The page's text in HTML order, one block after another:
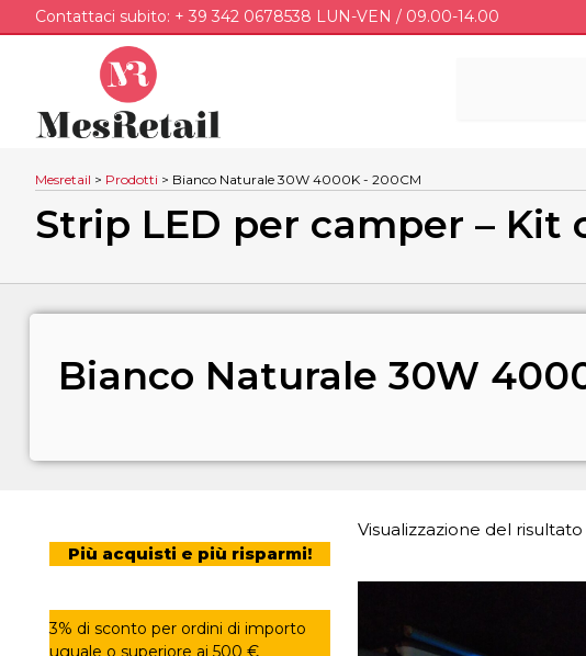
Contattaci subito: + 39 342 0678538 LUN-VEN / 09.00-14.00
Mesretail > Prodotti > Bianco Naturale 30W 4000K - 200CM
Strip LED per camper – Kit
Bianco Naturale 30W
Visualizzazione del risultato
Più acquisti e più risparmi!
3% di sconto per ordini di importo
uguale o superiore ai 500 €